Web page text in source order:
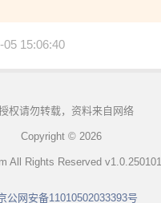
15:06:40
权请勿转载，资料来自网络
Copyright © 2026
All Rights Reserved v1.0.250101
公网安备11010502033393号